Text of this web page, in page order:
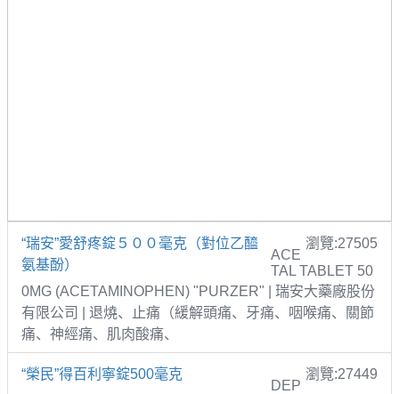
“瑞安”愛舒疼錠５００毫克（對位乙醯
氨基酚）
瀏覽:27505
ACE
TAL TABLET 50
0MG (ACETAMINOPHEN) "PURZER" | 瑞安大藥廠股份
有限公司 | 退燒、止痛（緩解頭痛、牙痛、咽喉痛、關節
痛、神經痛、肌肉酸痛、
“榮民”得百利寧錠500毫克 瀏覽:27449
DEP